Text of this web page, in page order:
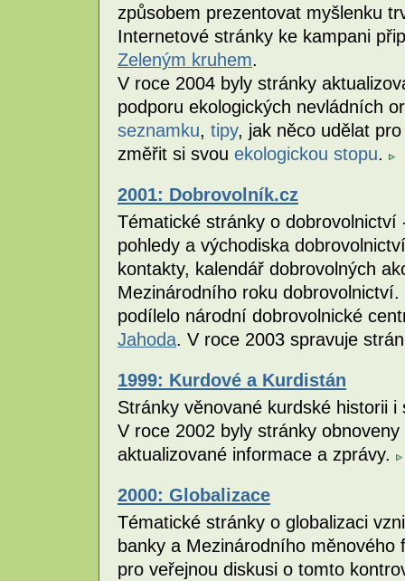
způsobem prezentovat myšlenku
Internetové stránky ke kampani
Zeleným kruhem.
V roce 2004 byly stránky
podporu ekologických nevládních
seznamku, tipy, jak něco udělat
změřit si svou ekologickou stopu.
2001: Dobrovolník.cz
Tématické stránky o
pohledy a východiska
kontakty, kalendář dobrovolných
Mezinárodního roku
podílelo národní dobrovolnické
Jahoda. V roce 2003 spravuje
1999: Kurdové a Kurdistán
Stránky věnované kurdské historii i
V roce 2002 byly stránky
aktualizované informace a zprávy.
2000: Globalizace
Tématické stránky o globalizaci
banky a Mezinárodního
pro veřejnou diskusi o tomto